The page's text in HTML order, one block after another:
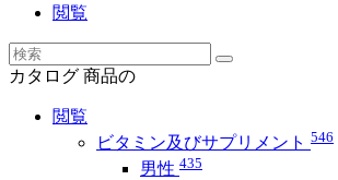
閲覧
カタログ 商品の
閲覧
ビタミン及びサプリメント 546
男性 435